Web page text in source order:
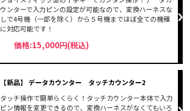
ウンターで入力ピンの設定が可能なので、変換ハーネスな
しで4号機（一部を除く）から５号機までほぼ全ての機種
に対応可能です！
価格:15,000円(税込)
【新品】 データカウンター タッチカウンター2
タッチ操作で簡単らくらく！タッチカウンター本体で入力
ピン情報を変更できるので、変換ハーネスがなくてもいろ